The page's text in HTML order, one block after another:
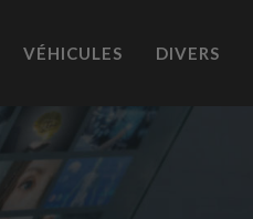
VÉHICULES DIVERS